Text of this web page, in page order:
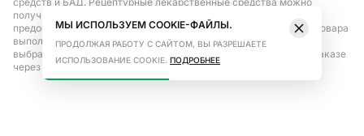
получить только при помощи самовывоза в аптеке при
предоставлении рецепта, выписанного врачом. Бронирование товара
выполняется при условиях последующего выкупа заказа в
выбранном аптечном пункте. Цена действительна только при заказе
через сайт.
МЫ ИСПОЛЬЗУЕМ COOKIE-ФАЙЛЫ.
ПРОДОЛЖАЯ РАБОТУ С САЙТОМ, ВЫ РАЗРЕШАЕТЕ
ИСПОЛЬЗОВАНИЕ COOKIE. ПОДРОБНЕЕ